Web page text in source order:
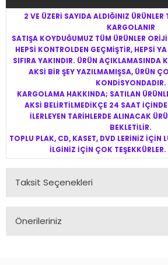
2 VE ÜZERİ SAYIDA ALDIĞINIZ ÜRÜNLER
KARGOLANIR
SATIŞA KOYDUĞUMUZ TÜM ÜRÜNLER
HEPSİ KONTROLDEN GEÇMİŞTİR, HEPSİ
SIFIRA YAKINDIR. ÜRÜN AÇIKLAMASINDA
AKSİ BİR ŞEY YAZILMAMIŞSA, ÜRÜN
KONDİSYONDADIR.
KARGOLAMA HAKKINDA; SATILAN
AKSİ BELİRTİLMEDİKÇE 24 SAAT
İLERLEYEN TARİHLERDE ALINACAK
BEKLETİLİR.
TOPLU PLAK, CD, KASET, DVD LERİNİZ İÇİN
İLGİNİZ İÇİN ÇOK
Taksit Seçenekleri
Önerileriniz